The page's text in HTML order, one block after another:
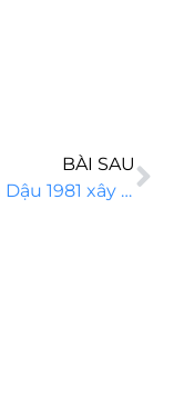
BÀI SAU
Tuổi Tân Dậu 1981 xây nhà năm 2022 có phù hợp không